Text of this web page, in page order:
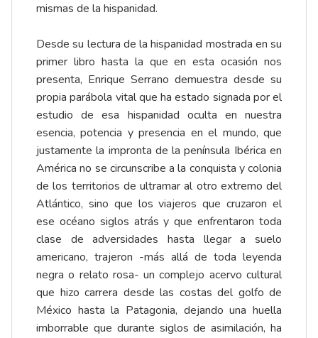
mismas de la hispanidad.
Desde su lectura de la hispanidad mostrada en su
primer libro hasta la que en esta ocasión nos
presenta, Enrique Serrano demuestra desde su
propia parábola vital que ha estado signada por el
estudio de esa hispanidad oculta en nuestra
esencia, potencia y presencia en el mundo, que
justamente la impronta de la península Ibérica en
América no se circunscribe a la conquista y colonia
de los territorios de ultramar al otro extremo del
Atlántico, sino que los viajeros que cruzaron el
ese océano siglos atrás y que enfrentaron toda
clase de adversidades hasta llegar a suelo
americano, trajeron -más allá de toda leyenda
negra o relato rosa- un complejo acervo cultural
que hizo carrera desde las costas del golfo de
México hasta la Patagonia, dejando una huella
imborrable que durante siglos de asimilación, ha